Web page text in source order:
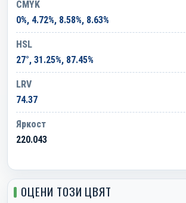
CMYK
0%, 4.72%, 8.58%, 8.63%
HSL
27°, 31.25%, 87.45%
LRV
74.37
Яркост
220.043
ОЦЕНИ ТОЗИ ЦВЯТ